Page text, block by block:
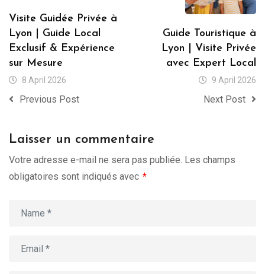
Visite Guidée Privée à
Lyon | Guide Local
Exclusif & Expérience
sur Mesure
8 April 2026
Previous Post
Guide Touristique à
Lyon | Visite Privée
avec Expert Local
9 April 2026
Next Post
Laisser un commentaire
Votre adresse e-mail ne sera pas publiée. Les champs
obligatoires sont indiqués avec *